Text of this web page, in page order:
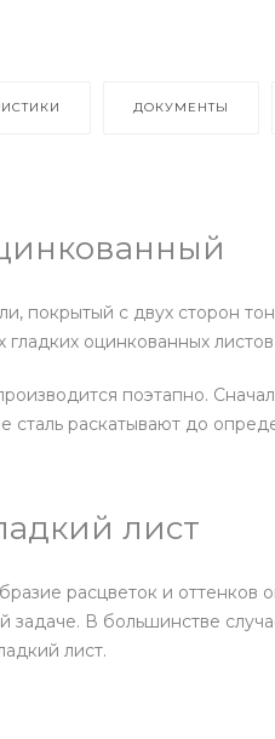
ДОКУМЕНТЫ
покрытый с двух сторон
оцинкованных
поэтапно.
сталь раскатывают до
лист
расцветок и оттенков
задаче. В большинстве
лист.